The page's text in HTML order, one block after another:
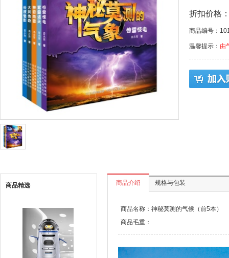
折扣价格
商品编号：
温馨提示： 由
商品精选 商品介绍 规格与包装
商品名称：神秘莫测的气候（前5本）
商品毛重：